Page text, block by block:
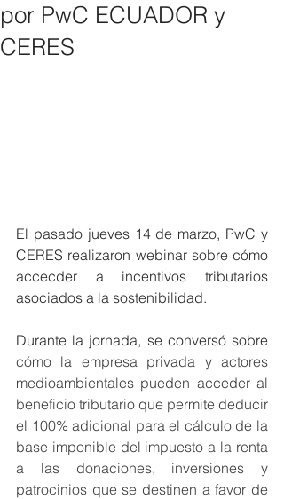
por PwC ECUADOR y
CERES
El pasado jueves 14 de marzo, PwC y
CERES realizaron webinar sobre cómo
accecder a incentivos tributarios
asociados a la sostenibilidad.
cómo la empresa privada y actores
medioambientales pueden acceder al
beneficio tributario que permite deducir
el 100% adicional para el cálculo de la
base imponible del impuesto a la renta
a las donaciones, inversiones y
patrocinios que se destinen a favor de